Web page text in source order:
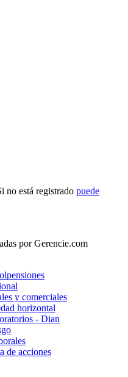
no está registrado puede
por Gerencie.com
y comerciales
horizontal
- Dian
de acciones